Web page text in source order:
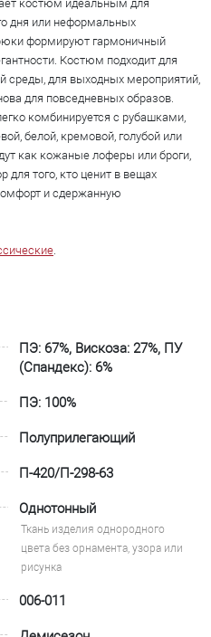
костюм идеальным для
дня или неформальных
формируют гармоничный
Костюм подходит для
среды, для выходных мероприятий,
для повседневных образов.
комбинируется с рубашками,
белой, кремовой, голубой или
как кожаные лоферы или броги,
для того, кто ценит в вещах
и сдержанную
.
ПЭ: 67%, Вискоза: 27%, ПУ
(Спандекс): 6%
ПЭ: 100%
Полуприлегающий
П-420/П-298-63
Однотонный
Ткань изделия однородного
цвета без орнамента, узора или
рисунка
006-011